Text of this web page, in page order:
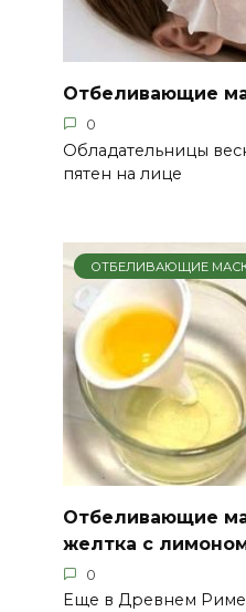
Отбеливающие
0
Обладательницы
пятен на лице
ОТБЕЛИВАЮЩИЕ
Отбеливающие
желтка с
0
Еще в Древнем